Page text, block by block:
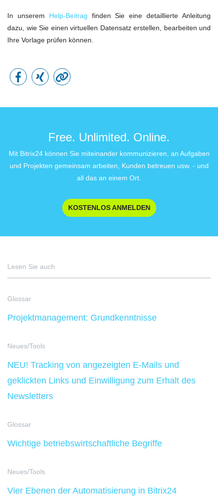
In unserem Help-Beitrag finden Sie eine detaillierte Anleitung
dazu, wie Sie einen virtuellen Datensatz erstellen, bearbeiten und
Ihre Vorlage prüfen können.
Free. Unlimited. Online.
Mit Bitrix24 können Sie miteinander kommunizieren, an Aufgaben
und Projekten gemeinsam arbeiten, Kunden betreuen usw. - und
all das an einem Ort.
KOSTENLOS ANMELDEN
Lesen Sie auch
Glossar
Projektmanagement: Grundkenntnisse
Neues/Tools
NEU! Tracking von angezeigten E-Mails und
geklickten Links und Einwilligung zum Erhalt des
Newsletters
Glossar
Wichtige betriebswirtschaftliche Begriffe
Neues/Tools
Vier Ebenen der Automatisierung in Bitrix24